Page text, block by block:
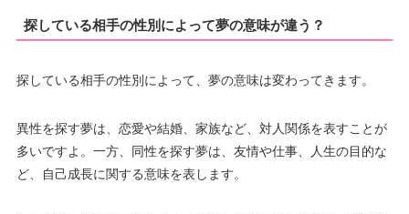
探している相手の性別によって夢の意味が違う？
探している相手の性別によって、夢の意味は変わってきます。
異性を探す夢は、恋愛や結婚、家族など、対人関係を表すことが
多いですよ。一方、同性を探す夢は、友情や仕事、人生の目的な
ど、自己成長に関する意味を表します。